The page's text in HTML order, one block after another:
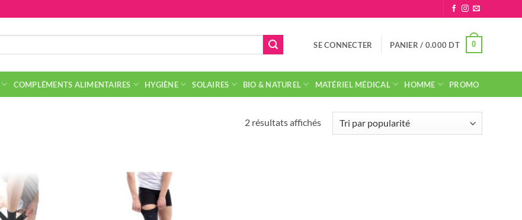
SE CONNECTER PANIER / 0.000 DT 0
COMPLÉMENTS ALIMENTAIRES HYGIÈNE SOLAIRES BIO & NATUREL MATÉRIEL MÉDICAL HOMME PROMO
2 résultats affichésTrié
par